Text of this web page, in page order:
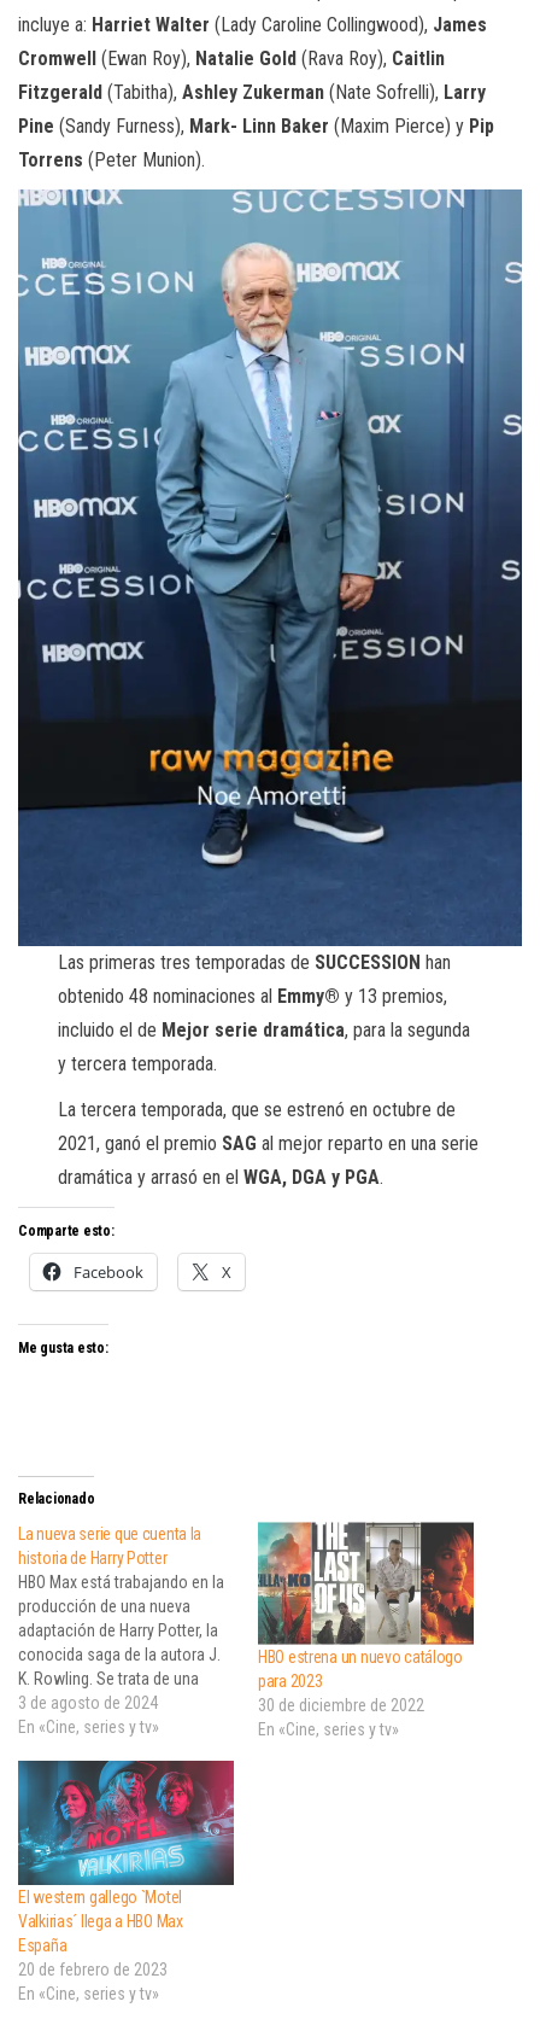
incluye a: Harriet Walter (Lady Caroline Collingwood), James
Cromwell
(Ewan Roy), Natalie Gold (Rava Roy), Caitlin
Fitzgerald (Tabitha), Ashley Zukerman (Nate Sofrelli), Larry
Pine (Sandy Furness), Mark- Linn Baker (Maxim Pierce) y Pip
Torrens (Peter Munion).
Las primeras tres temporadas de SUCCESSIONhan
obtenido 48 nominaciones al Emmy® y 13 premios,
incluido el de Mejor serie dramática, para la segunda
y tercera temporada.
La tercera temporada, que se estrenó en octubre de
2021, ganó el premio SAG al mejor reparto en una serie
dramática y arrasó en elWGA, DGA y PGA.
Comparte esto:
Facebook X
Me gusta esto:
Relacionado
La nueva serie que cuenta la
historia de Harry Potter
HBO Max está trabajando en la
producción de una nueva
adaptación de Harry Potter, la
conocida saga de la autora J.
K. Rowling. Se trata de una
serie que apunta a tener varias
temporadas. HBO, en
Television, ha nombrado a
Francesca Gardiner
(Succession y La materia…
3 de agosto de 2024
En «Cine, series y tv»
HBO estrena un nuevo catálogo
para 2023
30 de diciembre de 2022
En «Cine, series y tv»
El western gallego `Motel
Valkirias´ llega a HBO Max
España
20 de febrero de 2023
En «Cine, series y tv»